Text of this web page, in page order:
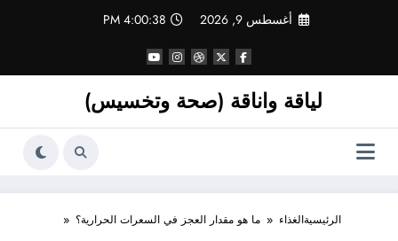
أغسطس 9, 2026 4:00:39 PM
لياقة واناقة (صحة وتخسيس)
الرئيسيةالغذاء ما هو مقدار العجز في السعرات الحرارية؟